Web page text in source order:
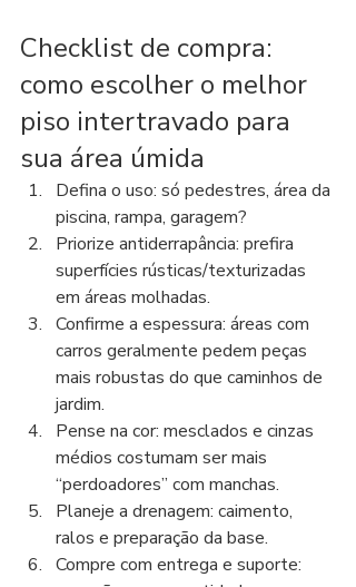
Checklist de compra:
como escolher o melhor
piso intertravado para
sua área úmida
Defina o uso: só pedestres, área da
piscina, rampa, garagem?
Priorize antiderrapância: prefira
superfícies rústicas/texturizadas
em áreas molhadas.
Confirme a espessura: áreas com
carros geralmente pedem peças
mais robustas do que caminhos de
jardim.
Pense na cor: mesclados e cinzas
médios costumam ser mais
“perdoadores” com manchas.
Planeje a drenagem: caimento,
ralos e preparação da base.
Compre com entrega e suporte: